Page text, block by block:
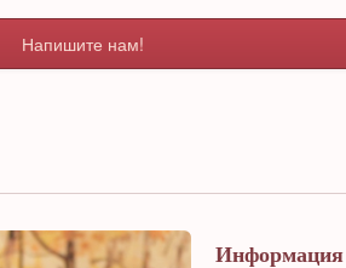
Напишите нам!
Информация